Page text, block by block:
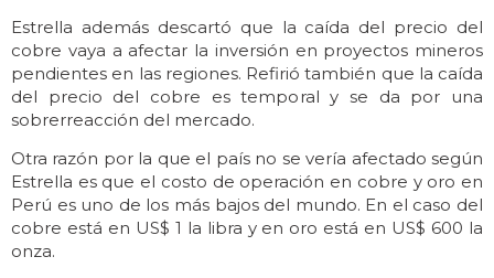
Estrella además descartó que la caída del precio del
cobre vaya a afectar la inversión en proyectos mineros
pendientes en las regiones. Refirió también que la caída
del precio del cobre es temporal y se da por una
sobrerreacción del mercado.
Otra razón por la que el país no se vería afectado según
Estrella es que el costo de operación en cobre y oro en
Perú es uno de los más bajos del mundo. En el caso del
cobre está en US$ 1 la libra y en oro está en US$ 600 la
onza.